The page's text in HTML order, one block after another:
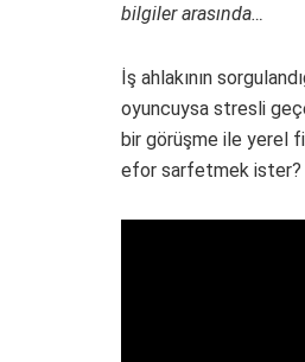
bilgiler arasında…
İş ahlakının
oyuncuysa stresli
bir görüşme ile yerel
efor sarfetmek ister?